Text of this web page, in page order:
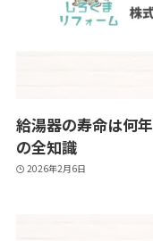
給湯器の寿命は何
の全知識
2026年2月6日